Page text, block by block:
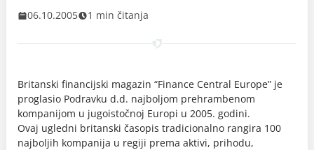
06.10.2005 1 min čitanja
Britanski financijski magazin “Finance Central Europe” je
proglasio Podravku d.d. najboljom prehrambenom
kompanijom u jugoistočnoj Europi u 2005. godini.
Ovaj ugledni britanski časopis tradicionalno rangira 100
najboljih kompanija u regiji prema aktivi, prihodu,